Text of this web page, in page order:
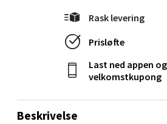
Beskrivelse
Rask levering
Prisløfte
Last ned appen
velkomstkupong
Mandal - Alti Mandal
Skarvøyveien 55, 4517 Mandal
Åpent i dag 10-20
0 i butikk